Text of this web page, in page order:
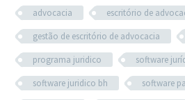
advocacia
escritório de
gestão de escritório de advocacia
programa juridico
software
software juridico bh
software